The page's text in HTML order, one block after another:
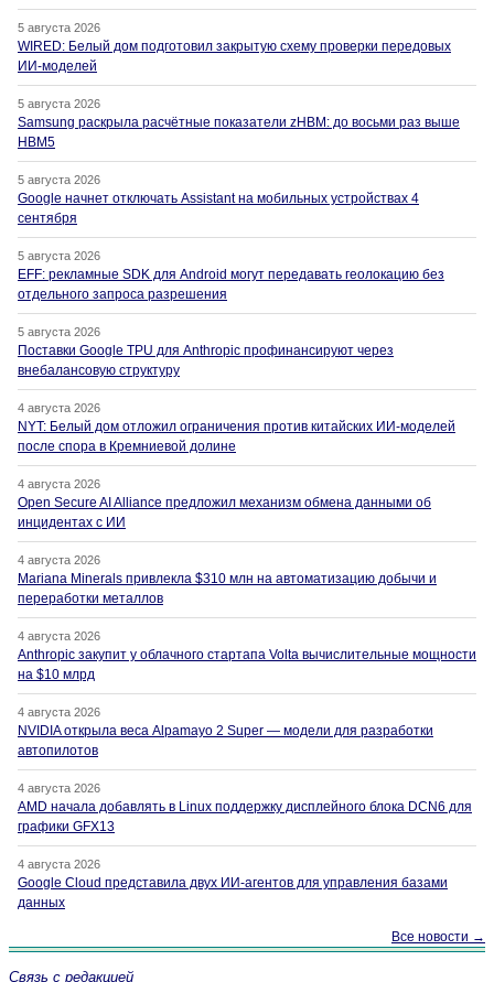
5 августа 2026
WIRED: Белый дом подготовил закрытую схему проверки передовых
ИИ-моделей
5 августа 2026
Samsung раскрыла расчётные показатели zHBM: до восьми раз выше
HBM5
5 августа 2026
Google начнет отключать Assistant на мобильных устройствах 4
сентября
5 августа 2026
EFF: рекламные SDK для Android могут передавать геолокацию без
отдельного запроса разрешения
5 августа 2026
Поставки Google TPU для Anthropic профинансируют через
внебалансовую структуру
4 августа 2026
NYT: Белый дом отложил ограничения против китайских ИИ-моделей
после спора в Кремниевой долине
4 августа 2026
Open Secure AI Alliance предложил механизм обмена данными об
инцидентах с ИИ
4 августа 2026
Mariana Minerals привлекла $310 млн на автоматизацию добычи и
переработки металлов
4 августа 2026
Anthropic закупит у облачного стартапа Volta вычислительные мощности
на $10 млрд
4 августа 2026
NVIDIA открыла веса Alpamayo 2 Super — модели для разработки
автопилотов
4 августа 2026
AMD начала добавлять в Linux поддержку дисплейного блока DCN6 для
графики GFX13
4 августа 2026
Google Cloud представила двух ИИ-агентов для управления базами
данных
Все новости →
Связь с редакцией